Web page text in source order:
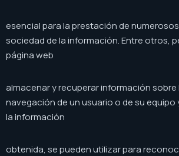
esencial para la prestación de
sociedad de la información. Entre otros,
página web
almacenar y recuperar información
navegación de un usuario o de su equipo
la información
obtenida, se pueden utilizar para